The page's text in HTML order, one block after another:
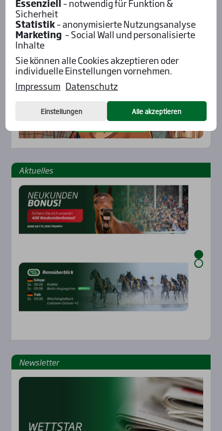
Aktu­el­les
News­let­ter
Essenziell
– notwendig für Funktion &
Sicherheit
Statistik– anonymisierte Nutzungsanalyse
Marketing – Social Wall und personalisierte
Inhalte
Sie können alle Cookies akzeptieren oder
individuelle Einstellungen vornehmen.
Impressum Datenschutz
Einstellungen Alle akzeptieren